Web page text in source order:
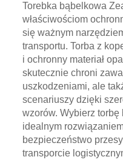
Torebka bąbelkowa
właściwościom
się ważnym
transportu. Torba z
i ochronny materiał
skutecznie chroni
uszkodzeniami, ale
scenariuszy dzięki
wzorów. Wybierz
idealnym
bezpieczeństwo
transporcie